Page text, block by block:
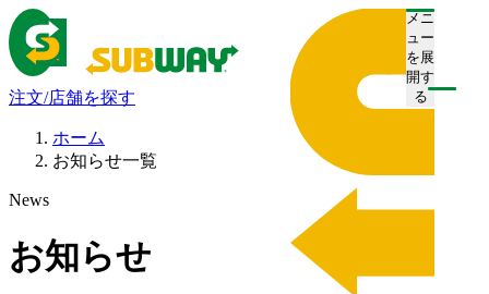
メニ
ュー
を展
開す
る
注文/店舗を探す
ホーム
お知らせ一覧
News
お知らせ